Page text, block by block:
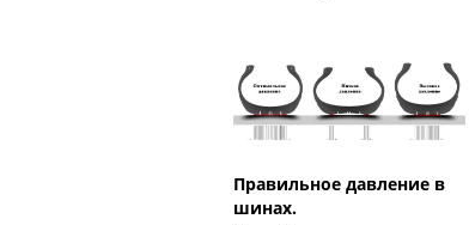
Правильное давление в
шинах.